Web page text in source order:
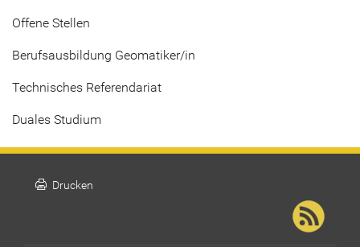
Offene Stellen
Berufsausbildung Geomatiker/in
Technisches Referendariat
Duales Studium
print Drucken